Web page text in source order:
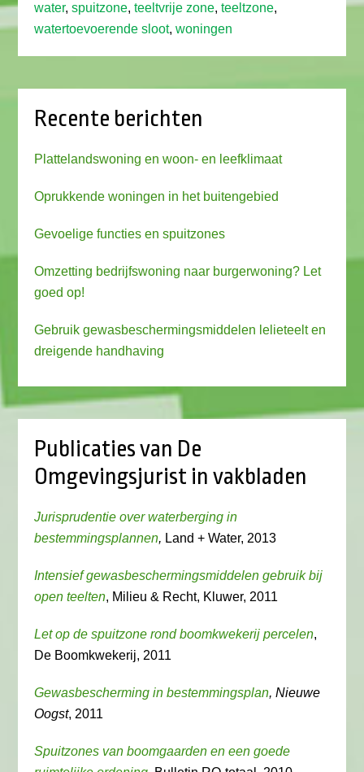
water,spuitzone,teeltvrije zone,teeltzone,
watertoevoerende sloot,woningen
Recente berichten
Plattelandswoning en woon- en leefklimaat
Oprukkende woningen in het buitengebied
Gevoelige functies en spuitzones
Omzetting bedrijfswoning naar burgerwoning? Let
goed op!
Gebruik gewasbeschermingsmiddelen lelieteelt en
dreigende handhaving
Publicaties van De
Omgevingsjurist in vakbladen
Jurisprudentie over waterberging in
bestemmingsplannen, Land + Water, 2013
Intensief gewasbeschermingsmiddelen gebruik bij
open teelten, Milieu & Recht, Kluwer, 2011
Let op de spuitzone rond boomkwekerij percelen,
De Boomkwekerij, 2011
Gewasbescherming in bestemmingsplan, Nieuwe
Oogst, 2011
Spuitzones van boomgaarden en een goede